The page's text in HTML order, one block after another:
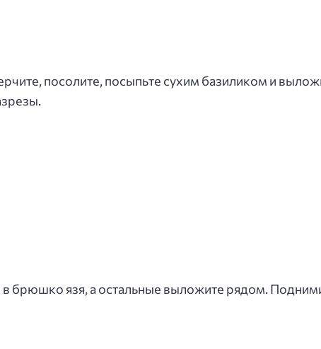
посолите, посыпьте сухим базиликом и
брюшко язя, а остальные выложите рядом.